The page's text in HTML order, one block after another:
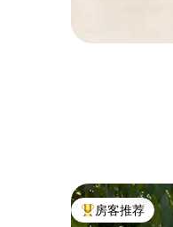
热门「房客推荐」
房客推荐